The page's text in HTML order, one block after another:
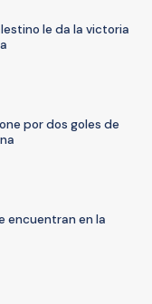
le da la victoria
por dos goles de
encuentran en la